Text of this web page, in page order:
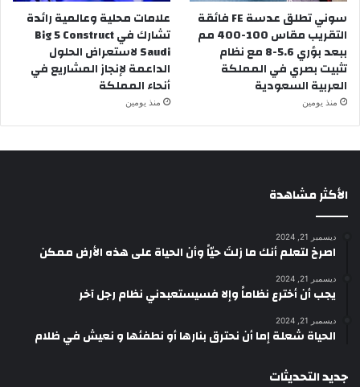
سوني تطلق عدسة FE فائقة
التقريب مقاس 100-400 مم
ببعد بؤري 5.6-8 مع نظام
تثبيت بصري في المملكة
العربية السعودية
منذ يومين
علامات محلية وعالمية رائدة
تشارك في Big 5 Construct
Saudi لاستعراض الحلول
الداعمة لإنجاز المشاريع في
أنحاء المملكة
منذ يومين
الأكثر مشاهدة
ديسمبر 21, 2024
‫اصرخ لتعلم أنك ما زلتَ حيّاً وأن الحياة على هذه الأرض ممكن
ديسمبر 21, 2024
يجب أن أخترع نظاماً وإلا فسيستعبدني نظام رجل آخر
ديسمبر 21, 2024
الحياة شعلة إما أن نحترق بنارها أو نطفئها و نعيش في ظلام
جديد التحديثات